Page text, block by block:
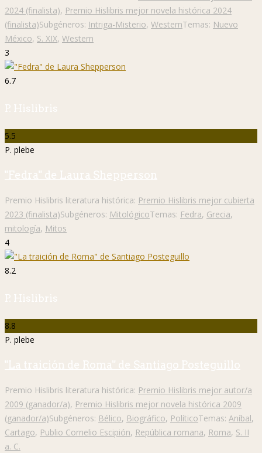
2024 (finalista), Premio Hislibris mejor novela histórica 2024
(finalista)Subgéneros: Intriga-Misterio, WesternTemas: Nuevo
México, S. XIX, Western
3
6.7
P. Hislibris
5.5
P. plebe
"Fedra" de Laura Shepperson
Premio Hislibris literatura histórica: Premio Hislibris mejor cubierta
2023 (finalista)Subgéneros: MitológicoTemas: Fedra, Grecia,
mitología, Mitos
4
8.2
P. Hislibris
8.8
P. plebe
"La traición de Roma" de Santiago Posteguillo
Premio Hislibris literatura histórica: Premio Hislibris mejor autor/a
2009 (ganador/a), Premio Hislibris mejor novela histórica 2009
(ganador/a)Subgéneros: Bélico, Biográfico, PolíticoTemas: Aníbal,
Cartago, Publio Cornelio Escipión, República romana, Roma, S. II
a. C.